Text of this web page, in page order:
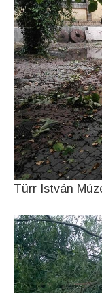
Türr István